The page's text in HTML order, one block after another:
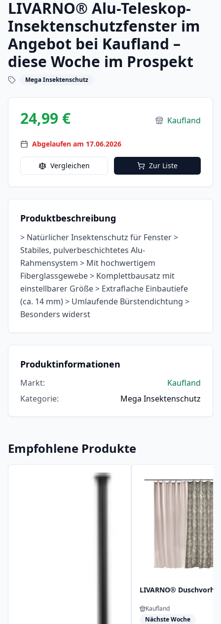
LIVARNO® Alu-Teleskop-
Insektenschutzfenster im
Angebot bei Kaufland –
diese Woche im Prospekt
Mega Insektenschutz
24,99 € Kaufland
Abgelaufen am 17.06.2026
Vergleichen Zur Liste
Produktbeschreibung
> Natürlicher Insektenschutz für Fenster >
Stabiles, pulverbeschichtetes Alu-
Rahmensystem > Mit hochwertigem
Fiberglassgewebe > Komplettbausatz mit
einstellbarer Größe > Extraflache Einbautiefe
(ca. 14 mm) > Umlaufende Bürstendichtung >
Besonders widerst
Produktinformationen
Markt:
Kaufland
Kategorie: Mega Insektenschutz
Empfohlene Produkte
LIVARNO®
Kaufland
Nächste Woche